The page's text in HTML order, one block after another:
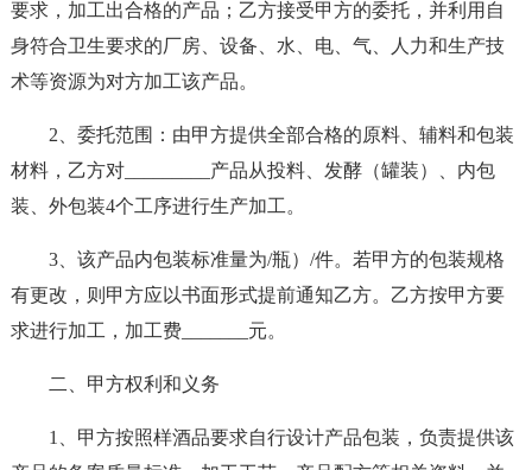
要求，加工出合格的产品；乙方接受甲方的委托，并利用自
身符合卫生要求的厂房、设备、水、电、气、人力和生产技
术等资源为对方加工该产品。
2、委托范围：由甲方提供全部合格的原料、辅料和包装
材料，乙方对_________产品从投料、发酵（罐装）、内包
装、外包装4个工序进行生产加工。
3、该产品内包装标准量为/瓶）/件。若甲方的包装规格
有更改，则甲方应以书面形式提前通知乙方。乙方按甲方要
求进行加工，加工费_______元。
二、甲方权利和义务
1、甲方按照样酒品要求自行设计产品包装，负责提供该